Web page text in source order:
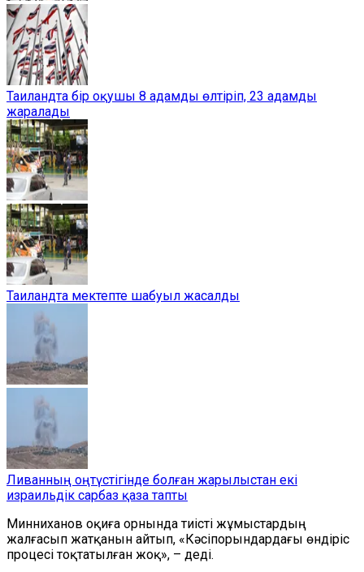
Таиландта бір оқушы 8 адамды өлтіріп, 23 адамды
жаралады
Таиландта мектепте шабуыл жасалды
Ливанның оңтүстігінде болған жарылыстан екі
израильдік сарбаз қаза тапты
Минниханов оқиға орнында тиісті жұмыстардың
жалғасып жатқанын айтып, «Кәсіпорындардағы өндіріс
процесі тоқтатылған жоқ», – деді.